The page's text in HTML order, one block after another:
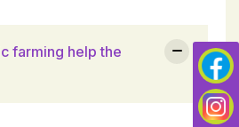
farming help the